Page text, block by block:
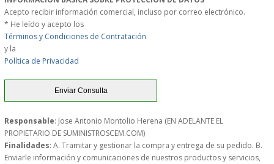
S�GUENOS EN
TWITTER
© 2026 SUMINISTROSCEM
TODOS LOS DERECHOS RESERVADOS
Acepto recibir información comercial, incluso por correo electrónico.
* He leído y acepto los
Términos y Condiciones de Contratación
y la
Política de Privacidad
Responsable: Jose Antonio Montolio Herena (EN ADELANTE EL
PROPIETARIO DE SUMINISTROSCEM.COM)
Finalidades: A. Tramitar y gestionar la compra y entrega de su pedido. B.
Enviarle información y comunicaciones de nuestros productos y servicios,